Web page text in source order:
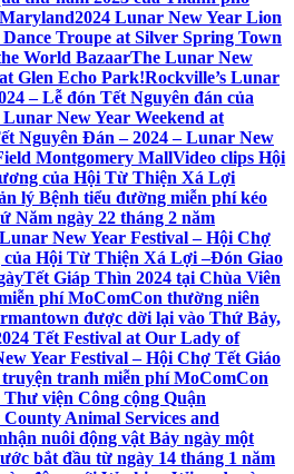
2024 Lunar New Year Lion
Troupe at Silver Spring Town
World BazaarThe Lunar New
Glen Echo Park!Rockville’s Lunar
– Lễ đón Tết Nguyên đán của
Lunar New Year Weekend at
Nguyên Đán – 2024 – Lunar New
Montgomery MallVideo clips Hội
của Hội Từ Thiện Xá Lợi
lý Bệnh tiểu đường miễn phí kéo
Năm ngày 22 tháng 2 năm
New Year Festival – Hội Chợ
Hội Từ Thiện Xá Lợi –Đón Giao
Giáp Thìn 2024 tại Chùa Viên
phí MoComCon thường niên
được dời lại vào Thứ Bảy,
Tết Festival at Our Lady of
Year Festival – Hội Chợ Tết Giáo
tranh miễn phí MoComCon
viện Công cộng Quận
Animal Services and
nuôi động vật Bảy ngày một
bắt đầu từ ngày 14 tháng 1 năm